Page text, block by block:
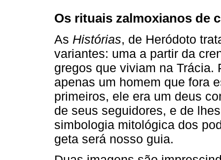
Os rituais zalmoxianos de
As Histórias, de Heródoto
variantes: uma a partir da
gregos que viviam na
apenas um homem que fora
primeiros, ele era um deus
de seus seguidores, e de
simbologia mitológica dos
geta será nosso guia.